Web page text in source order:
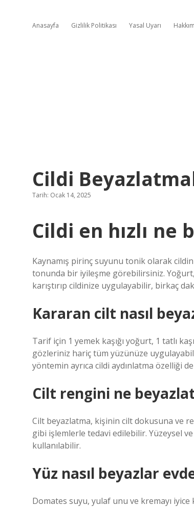
Anasayfa Gizlilik Politikası Yasal Uyarı
Cildi
Tarih: Ocak 14, 2025
Cildi en hızlı ne
Kaynamış pirinç suyunu tonik olarak
tonunda bir iyileşme görebilirsiniz.
karıştırıp cildinize uygulayabilir, birkaç
Kararan cilt nasıl
Tarif için 1 yemek kaşığı yoğurt, 1 tatlı
gözleriniz hariç tüm yüzünüze
yöntemin ayrıca cildi aydınlatma özelliği de
Cilt rengini ne
Cilt beyazlatma, kişinin cilt dokusuna ve
gibi işlemlerle tedavi edilebilir. Yüzeysel
kullanılabilir.
Yüz nasıl beyazlar
Domates suyu, yulaf unu ve kremayı iyice